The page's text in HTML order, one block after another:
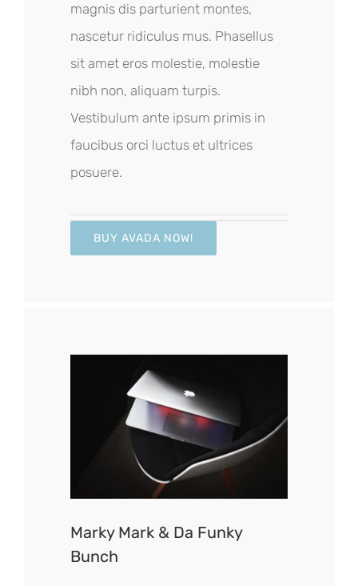
magnis dis parturient montes,
nascetur ridiculus mus. Phasellus
sit amet eros molestie, molestie
nibh non, aliquam turpis.
Vestibulum ante ipsum primis in
faucibus orci luctus et ultrices
posuere.
BUY AVADA NOW!
Marky Mark & Da Funky
Bunch